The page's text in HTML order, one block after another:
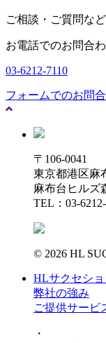
ご相談・ご質問な
お電話でのお問合わ
03-6212-7110
フォームでのお問
〒106-0041
東京都港区麻
麻布台ヒルズ
TEL：03-
© 2026 HL
HLサクセシ
弊社の強み
ご提供サービ
・